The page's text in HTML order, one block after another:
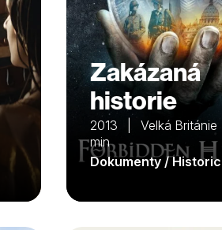
Zakázaná
historie
2013 | Velká
min
Dokumenty /